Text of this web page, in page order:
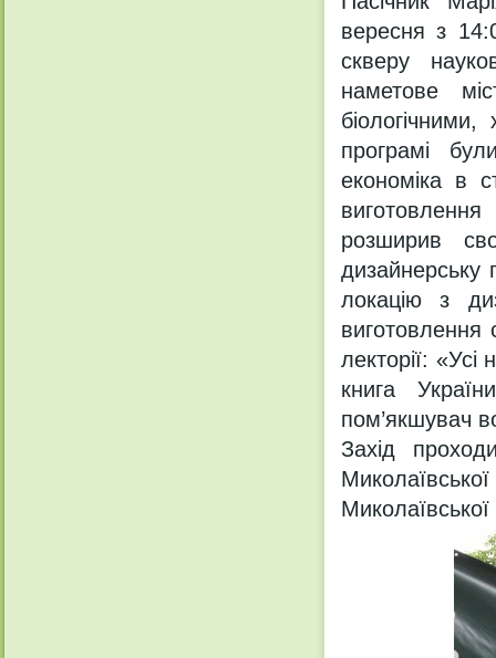
вересня з
скверу
наметове
програмі
економіка в
розширив
дизайнерську
локацію з
виготовлення
лекторії:
книга
пом’якшувач
Захід
Миколаївської